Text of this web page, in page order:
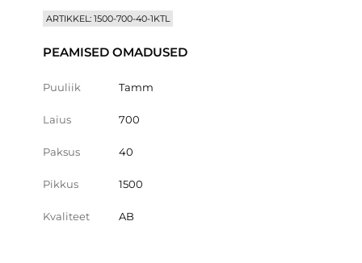
ARTIKKEL: 1500-700-40-1KTL
PEAMISED OMADUSED
Puuliik Tamm
Laius 700
Paksus 40
Pikkus 1500
Kvaliteet AB